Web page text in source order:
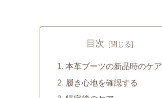
目次
本革ブーツの新品時のケア
履き心地を確認する